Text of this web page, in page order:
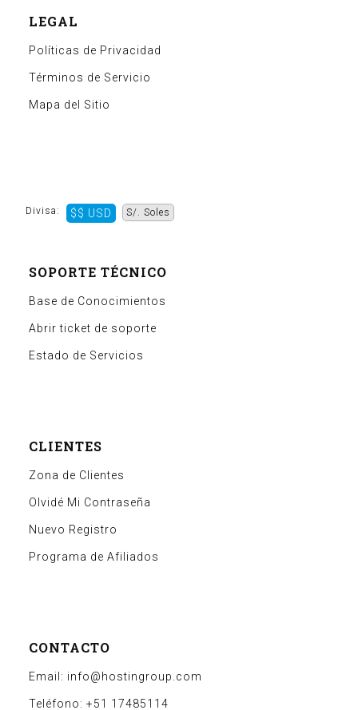
LEGAL
Políticas de Privacidad
Términos de Servicio
Mapa del Sitio
Divisa: $$ USD S/. Soles
SOPORTE TÉCNICO
Base de Conocimientos
Abrir ticket de soporte
Estado de Servicios
CLIENTES
Zona de Clientes
Olvidé Mi Contraseña
Nuevo Registro
Programa de Afiliados
CONTACTO
Email: info@hostingroup.com
Teléfono: +51 17485114